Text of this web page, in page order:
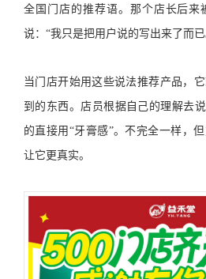
全国门店的推荐语。那个店长后来
说：“我只是把用户说的写出来了而
当门店开始用这些说法推荐产品，
到的东西。店员根据自己的理解去
的直接用“牙膏感”。不完全一样，
让它更真实。